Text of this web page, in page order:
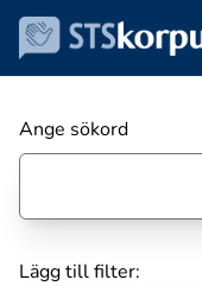
Ange sökord
Lägg till filter: